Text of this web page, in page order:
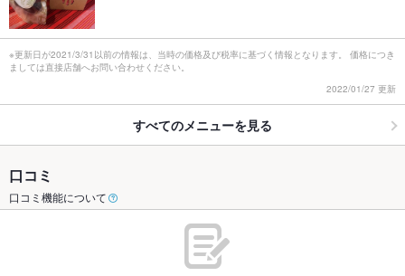
※更新日が2021/3/31以前の情報は、当時の価格及び税率に基づく情報となります。 価格につき
ましては直接店舗へお問い合わせください。
2022/01/27 更新
すべてのメニューを見る
口コミ
口コミ機能について